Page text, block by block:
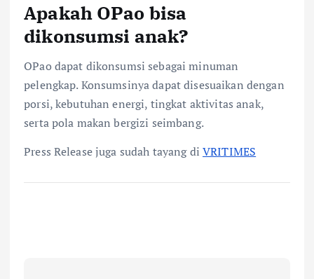
Apakah OPao bisa
dikonsumsi anak?
OPao dapat dikonsumsi sebagai minuman
pelengkap. Konsumsinya dapat disesuaikan dengan
porsi, kebutuhan energi, tingkat aktivitas anak,
serta pola makan bergizi seimbang.
Press Release juga sudah tayang diVRITIMES